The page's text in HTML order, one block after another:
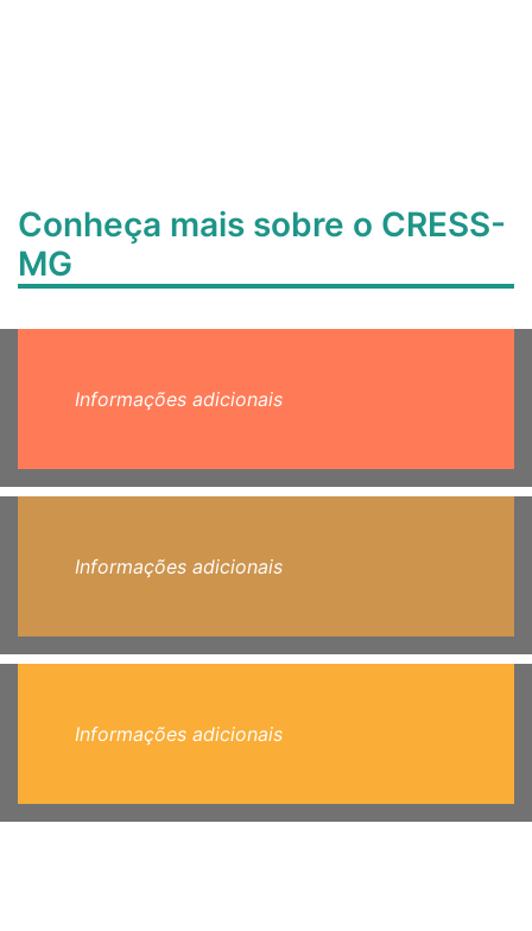
Conheça mais sobre o CRESS-
MG
Informações adicionais
Informações adicionais
Informações adicionais